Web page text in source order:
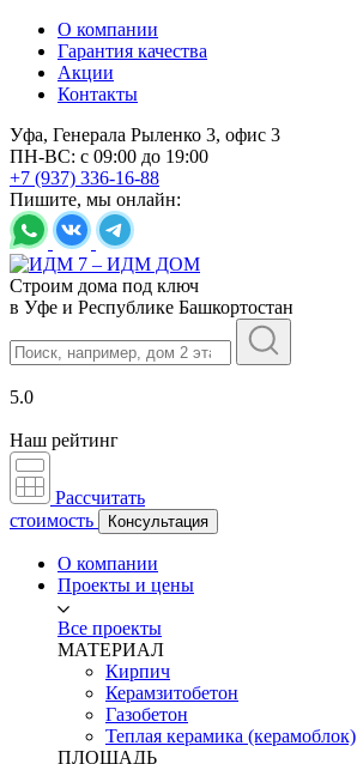
О компании
Гарантия качества
Акции
Контакты
Уфа, Генерала Рыленко 3, офис 3
ПН-ВС: с 09:00 до 19:00
+7 (937) 336-16-88
Пишите, мы онлайн:
Строим дома под ключ
в Уфе и Республике Башкортостан
5.0
Наш рейтинг
Рассчитать
стоимость
Консультация
О компании
Проекты и цены
Все проекты
МАТЕРИАЛ
Кирпич
Керамзитобетон
Газобетон
Теплая керамика (керамоблок)
ПЛОЩАДЬ